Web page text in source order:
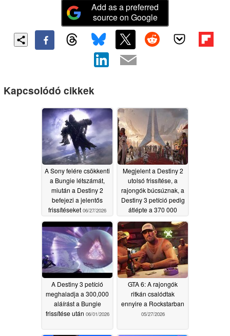
Add as a preferred
source on Google
Kapcsolódó cikkek
A Sony felére csökkenti
a Bungie létszámát,
miután a Destiny 2
befejezi a jelentős
frissítéseket 06/27/2026
Megjelent a Destiny 2
utolsó frissítése, a
rajongók búcsúznak, a
Destiny 3 petíció pedig
átlépte a 370 000
06/10/2026
A Destiny 3 petíció
meghaladja a 300,000
aláírást a Bungie
frissítése után 06/01/2026
GTA 6: A rajongók
ritkán csalódtak
ennyire a Rockstarban
05/27/2026